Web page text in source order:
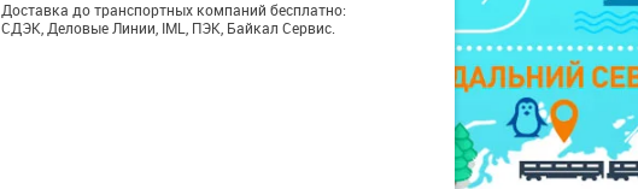
Доставка до транспортных компаний бесплатно:
СДЭК, Деловые Линии, IML, ПЭК, Байкал Сервис.